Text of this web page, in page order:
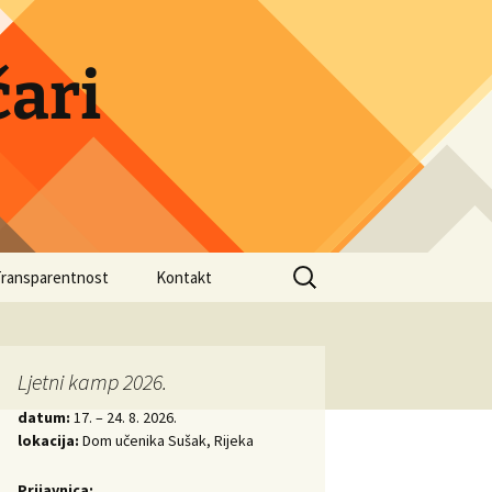
Kontakt
Search
for:
Ljetni kamp 2026.
datum: 17. – 24. 8. 2026.
lokacija: Dom učenika Sušak, Rijeka